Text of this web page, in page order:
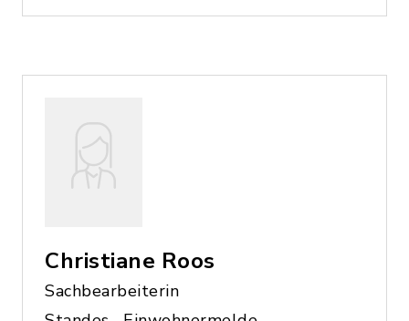
Christiane Roos
Sachbearbeiterin